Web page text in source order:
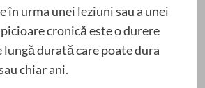
în urma unei leziuni sau a unei
cronică este o durere
durată care poate dura
chiar ani.